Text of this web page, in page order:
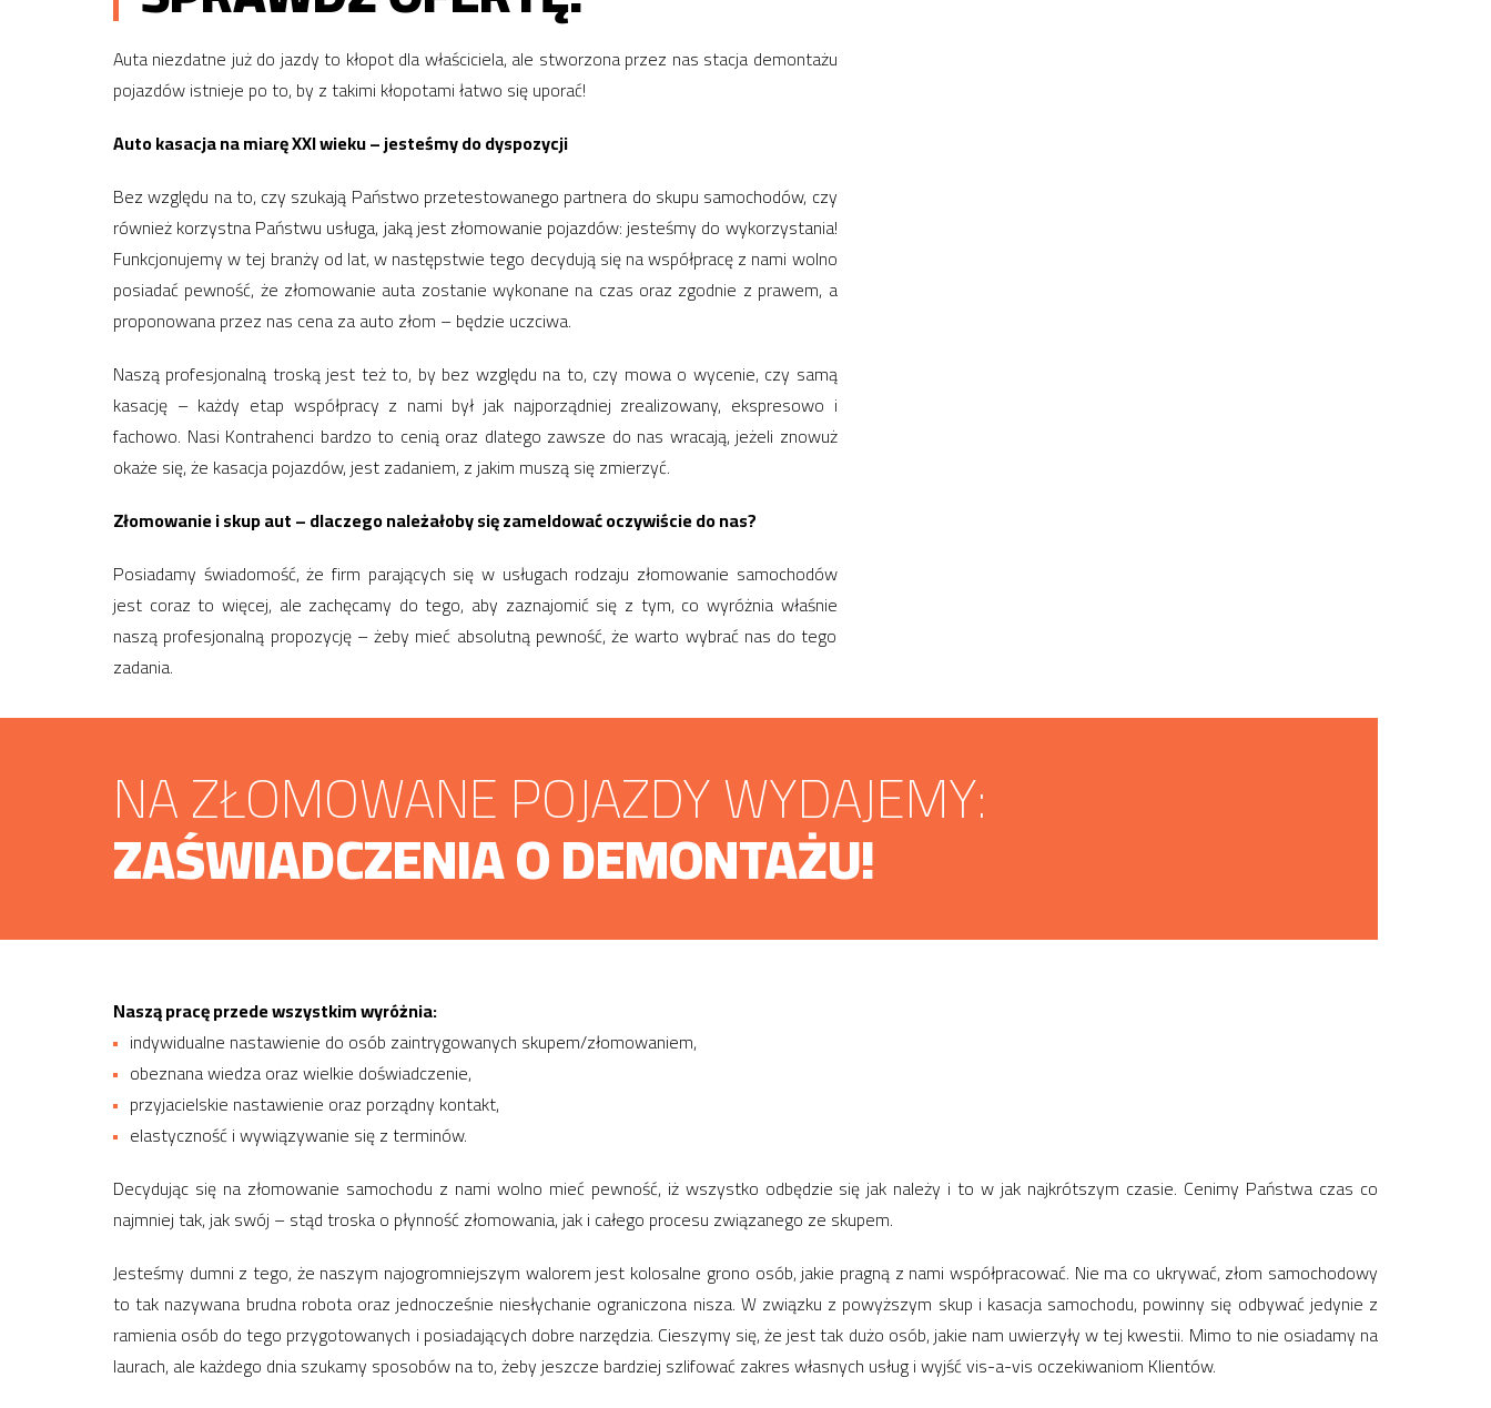
Auta niezdatne już do jazdy to kłopot dla właściciela, ale stworzona przez nas stacja demontażu
pojazdów istnieje po to, by z takimi kłopotami łatwo się uporać!
Auto kasacja na miarę XXI wieku – jesteśmy do dyspozycji
Bez względu na to, czy szukają Państwo przetestowanego partnera do skupu samochodów, czy
również korzystna Państwu usługa, jaką jest złomowanie pojazdów: jesteśmy do wykorzystania!
Funkcjonujemy w tej branży od lat, w następstwie tego decydują się na współpracę z nami wolno
posiadać pewność, że złomowanie auta zostanie wykonane na czas oraz zgodnie z prawem, a
proponowana przez nas cena za auto złom – będzie uczciwa.
Naszą profesjonalną troską jest też to, by bez względu na to, czy mowa o wycenie, czy samą
kasację – każdy etap współpracy z nami był jak najporządniej zrealizowany, ekspresowo i
fachowo. Nasi Kontrahenci bardzo to cenią oraz dlatego zawsze do nas wracają, jeżeli znowuż
okaże się, że kasacja pojazdów, jest zadaniem, z jakim muszą się zmierzyć.
Złomowanie i skup aut – dlaczego należałoby się zameldować oczywiście do nas?
Posiadamy świadomość, że firm parających się w usługach rodzaju złomowanie samochodów
jest coraz to więcej, ale zachęcamy do tego, aby zaznajomić się z tym, co wyróżnia właśnie
naszą profesjonalną propozycję – żeby mieć absolutną pewność, że warto wybrać nas do tego
zadania.
NA ZŁOMOWANE POJAZDY WYDAJEMY:
ZAŚWIADCZENIA O DEMONTAŻU!
Naszą pracę przede wszystkim wyróżnia:
indywidualne nastawienie do osób zaintrygowanych skupem/złomowaniem,
obeznana wiedza oraz wielkie doświadczenie,
przyjacielskie nastawienie oraz porządny kontakt,
elastyczność i wywiązywanie się z terminów.
Decydując się na złomowanie samochodu z nami wolno mieć pewność, iż wszystko odbędzie się jak należy i to w jak najkrótszym czasie. Cenimy Państwa czas co
najmniej tak, jak swój – stąd troska o płynność złomowania, jak i całego procesu związanego ze skupem.
Jesteśmy dumni z tego, że naszym najogromniejszym walorem jest kolosalne grono osób, jakie pragną z nami współpracować. Nie ma co ukrywać, złom samochodowy
to tak nazywana brudna robota oraz jednocześnie niesłychanie ograniczona nisza. W związku z powyższym skup i kasacja samochodu, powinny się odbywać jedynie z
ramienia osób do tego przygotowanych i posiadających dobre narzędzia. Cieszymy się, że jest tak dużo osób, jakie nam uwierzyły w tej kwestii. Mimo to nie osiadamy na
laurach, ale każdego dnia szukamy sposobów na to, żeby jeszcze bardziej szlifować zakres własnych usług i wyjść vis-a-vis oczekiwaniom Klientów.